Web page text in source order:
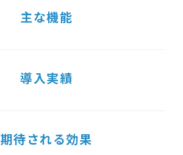
主な機能
導入実績
期待される効果